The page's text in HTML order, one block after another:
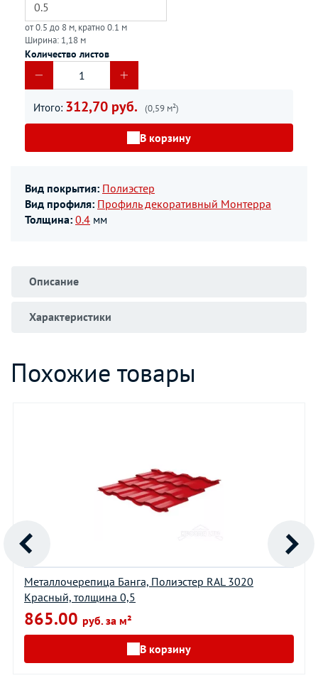
от 0.5 до 8 м, кратно 0.1 м
Ширина: 1,18 м
Количество листов
Итого: 312,70 руб. (0,59 м²)
В корзину
Вид покрытия: Полиэстер
Вид профиля: Профиль декоративный Монтерра
Толщина: 0.4 мм
Описание
Характеристики
Похожие товары
Металлочерепица Банга, Полиэстер RAL 3020
Красный, толщина 0,5
865.00 руб. за м²
В корзину